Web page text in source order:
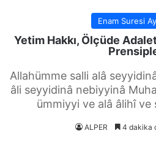
Enam Suresi
Yetim Hakkı, Ölçüde
Allahümme salli alâ
âli seyyidinâ nebiyyinâ
ümmiyyi ve alâ âlihî ve
ALPER 4 dakika